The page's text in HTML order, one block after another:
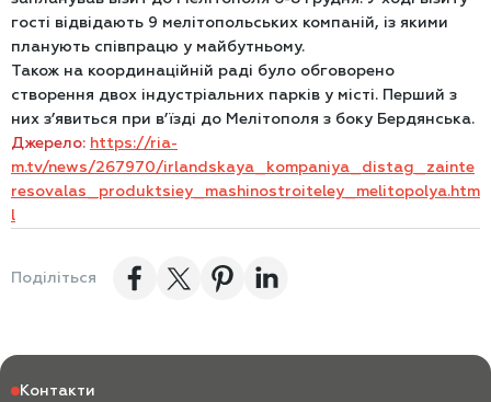
гості відвідають 9 мелітопольських компаній, із якими
планують співпрацю у майбутньому.
Також на координаційній раді було обговорено
створення двох індустріальних парків у місті. Перший з
них з’явиться при в’їзді до Мелітополя з боку Бердянська.
Джерело: https://ria-
m.tv/news/267970/irlandskaya_kompaniya_distag_zainte
resovalas_produktsiey_mashinostroiteley_melitopolya.htm
l
Поділіться
Контакти